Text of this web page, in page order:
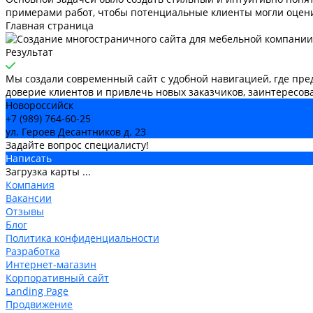
примерами работ, чтобы потенциальные клиенты могли
Главная страница
Результат
Мы создали современный сайт с удобной навигацией, где
доверие клиентов и привлечь новых заказчиков,
Новороссийск
+7 (989) 764-60-25
ул. Героев Десантников д. 23
Задайте вопрос специалисту!
Написать
Загрузка карты ...
Компания
Вакансии
Отзывы
Блог
Политика конфиденциальности
Разработка
Интернет-магазин
Корпоративный сайт
Landing Page
Продвижение